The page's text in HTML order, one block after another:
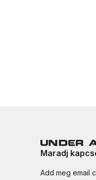
Maradj
Add meg email